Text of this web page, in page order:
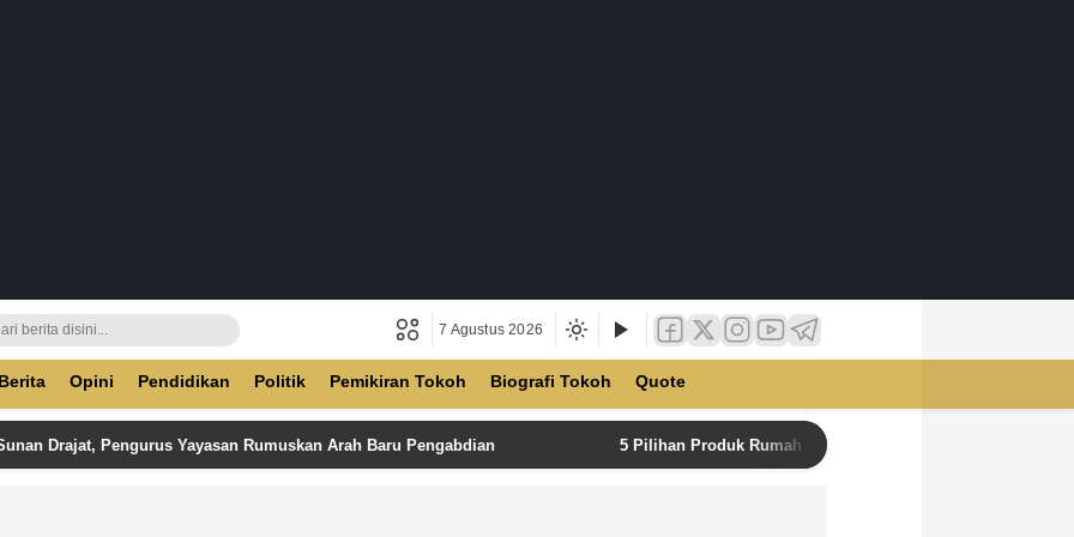
7 Agustus 2026
Berita Opini Pendidikan Politik Pemikiran Tokoh Biografi Tokoh Quote
Drajat, Pengurus Yayasan Rumuskan Arah Baru Pengabdian 5 Pilihan Produk Rumah Tangga Terbaik di Unilever Store